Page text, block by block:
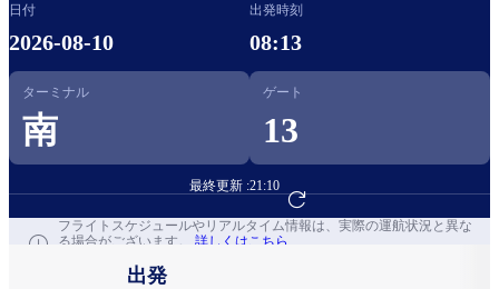
日付
2026-08-10
出発時刻
08:13
ターミナル
南
ゲート
13
最終更新 :21:10
フライト予約へ
フライトスケジュールやリアルタイム情報は、実際の運航状況と異な
る場合がございます。 詳しくはこちら
出発